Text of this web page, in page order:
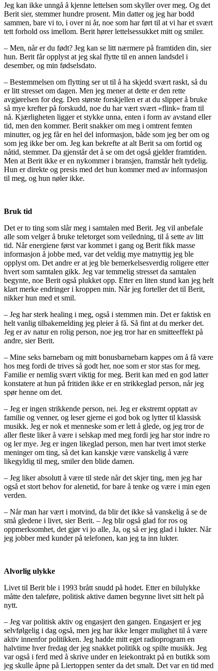
Jeg kan ikke unngå å kjenne lettelsen som skyller over meg. Og det
Berit sier, stemmer hundre prosent. Min datter og jeg har bodd
sammen, bare vi to, i over ni år, noe som har ført til at vi har et svært
tett forhold oss imellom. Berit hører lettelsessukket mitt og smiler.
– Men, når er du født? Jeg kan se litt nærmere på framtiden din, sier
hun. Berit får opplyst at jeg skal flytte til en annen landsdel i
desember, og min fødselsdato.
– Bestemmelsen om flytting ser ut til å ha skjedd svært raskt, så du
er litt stresset om dagen. Men jeg mener at dette er den rette
avgjørelsen for deg. Den største forskjellen er at du slipper å bruke
så mye krefter på forskudd, noe du har vært svært «flink» fram til
nå. Kjærligheten ligger et stykke unna, enten i form av avstand eller
tid, men den kommer. Berit snakker om meg i omtrent femten
minutter, og jeg får en hel del informasjon, både som jeg ber om og
som jeg ikke ber om. Jeg kan bekrefte at alt Berit sa om fortid og
nåtid, stemmer. Da gjenstår det å se om det også gjelder framtiden.
Men at Berit ikke er en nykommer i bransjen, framstår helt tydelig.
Hun er direkte og presis med det hun kommer med av informasjon
til meg, og hun nøler ikke.
Bruk tid
Det er to ting som slår meg i samtalen med Berit. Jeg vil anbefale
alle som velger å bruke teletorget som veiledning, til å sette av litt
tid. Når energiene først var kommet i gang og Berit fikk masse
informasjon å jobbe med, var det veldig mye matnyttig jeg ble
opplyst om. Det andre er at jeg ble bemerkelsesverdig roligere etter
hvert som samtalen gikk. Jeg var temmelig stresset da samtalen
begynte, noe Berit også plukket opp. Etter en liten stund kan jeg helt
klart merke endringer i kroppen min. Når jeg forteller det til Berit,
nikker hun med et smil.
– Jeg har sterk healing i meg, også i stemmen min. Det er faktisk en
helt vanlig tilbakemelding jeg pleier å få. Så fint at du merker det.
Jeg er av natur en rolig person, noe jeg tror har en smitteeffekt på
andre, sier Berit.
– Mine seks barnebarn og mitt bonusbarnebarn kappes om å få være
hos meg fordi de trives så godt her, noe som er stor stas for meg.
Familie er nemlig svært viktig for meg. Berit kan med en god latter
konstatere at hun på fritiden ikke er en strikkeglad person, når jeg
spør henne om det.
– Jeg er ingen strikkende person, nei. Jeg er ekstremt opptatt av
familie og venner, og leser gjerne ei god bok og lytter til klassisk
musikk. Jeg er nok et menneske som er lett å glede, og jeg tror de
aller fleste liker å være i selskap med meg fordi jeg har stor indre ro
og ler mye. Jeg er ingen likeglad person, men har tvert imot sterke
meninger om ting, så det kan kanskje være vanskelig å være
likegyldig til meg, smiler den blide damen.
– Jeg liker absolutt å være til stede når det skjer ting, men jeg har
også et stort behov for alenetid, for bare å tenke og være i min egen
verden.
– Når man har vært i motvind, da blir det ikke så vanskelig å se de
små gledene i livet, sier Berit. – Jeg blir også glad for ros og
oppmerksomhet, det gjør vi jo alle, Ja, og så er jeg glad i lukter. Når
jeg jobber med kunder på telefonen, kan jeg ta inn lukter.
Alvorlig ulykke
Livet til Berit ble i 1993 brått snudd på hodet. Etter en bilulykke
måtte den taleføre, politisk aktive damen begynne livet sitt helt på
nytt.
– Jeg var politisk aktiv og engasjert den gangen. Engasjert er jeg
selvfølgelig i dag også, men jeg har ikke lenger mulighet til å være
aktiv innenfor politikken. Jeg hadde mitt eget radioprogram en
halvtime hver fredag der jeg snakket politikk og spilte musikk. Jeg
var også i ferd med å skrive under en leiekontrakt på en butikk som
jeg skulle åpne på Liertoppen senter da det smalt. Det var en tid med